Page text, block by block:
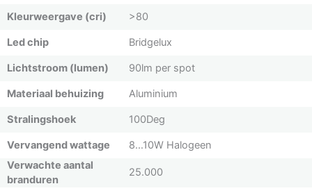
Kleurweergave (cri) >80
Led chip Bridgelux
Lichtstroom (lumen) 90lm per spot
Materiaal behuizing Aluminium
Stralingshoek 100Deg
Vervangend wattage
8…10W Halogeen
Verwachte aantal
branduren
25.000